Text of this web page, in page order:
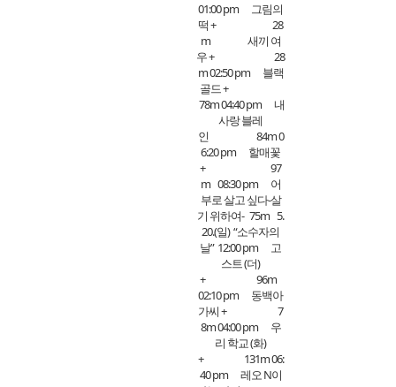
01:00 pm 그림의
떡 + 28
m 새끼 여
우 + 28
m 02:50 pm 블랙
골드 +
78m 04:40 pm 내
사랑 블레
인 84m 0
6:20 pm 할매꽃
+ 97
m 08:30 pm 어
부로 살고 싶다-살
기 위하여- 75m 5.
20.(일) “소수자의
날” 12:00 pm 고
스트 (더)
+ 96m
02:10 pm 동백아
가씨 + 7
8m 04:00 pm 우
리 학교 (화)
+ 131m 06:
40 pm 레오 N이